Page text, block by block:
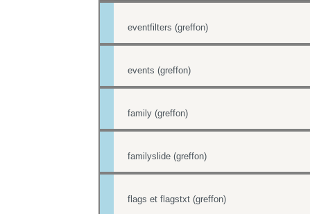
eventfilters (greffon)
events (greffon)
family (greffon)
familyslide (greffon)
flags et flagstxt (greffon)